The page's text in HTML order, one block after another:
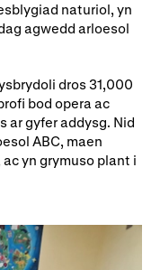
WNOnaturiol, yn
agwedd arloesol
dros 31,000
bod opera ac
ar gyfer addysg. Nid
ABC, maen
yn grymuso plant i